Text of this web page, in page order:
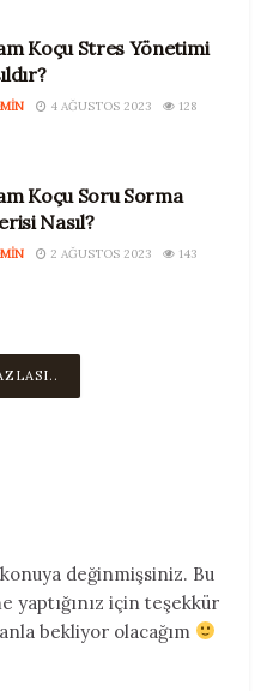
Koçu Stres Yönetimi
4 AĞUSTOS 2023 128
Koçu Soru Sorma
Nasıl?
2 AĞUSTOS 2023 143
değinmişsiniz. Bu
için teşekkür
bekliyor olacağım